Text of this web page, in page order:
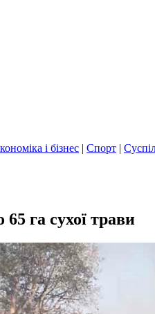
і бізнес | Спорт |
га сухої трави